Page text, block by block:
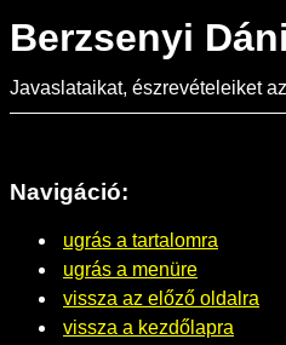
Berzsenyi
Javaslataikat, észrevételeiket az
Navigáció:
ugrás a tartalomra
ugrás a menüre
vissza az előző oldalra
vissza a kezdőlapra